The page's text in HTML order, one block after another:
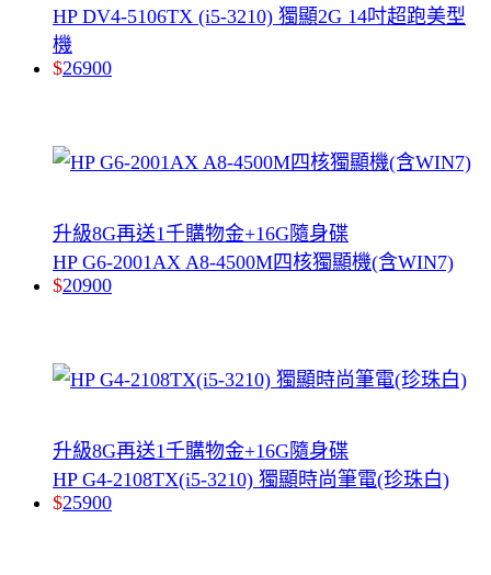
HP DV4-5106TX (i5-3210) 獨顯2G 14吋超跑美型
機
$26900
升級8G再送1千購物金+16G隨身碟
HP G6-2001AX A8-4500M四核獨顯機(含WIN7)
$20900
升級8G再送1千購物金+16G隨身碟
HP G4-2108TX(i5-3210) 獨顯時尚筆電(珍珠白)
$25900